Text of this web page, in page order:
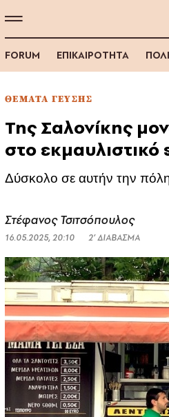
FORUM ΕΠΙΚΑΙΡΟΤΗΤΑ
ΘΕΜΑΤΑ ΓΕΥΣΗΣ
Της Σαλονίκης
στο
Δύσκολο σε αυτήν την πόλη
Στέφανος Τσιτσόπουλος
16.05.2025, 20:10 2’ ΔΙΑΒΑΣΜΑ